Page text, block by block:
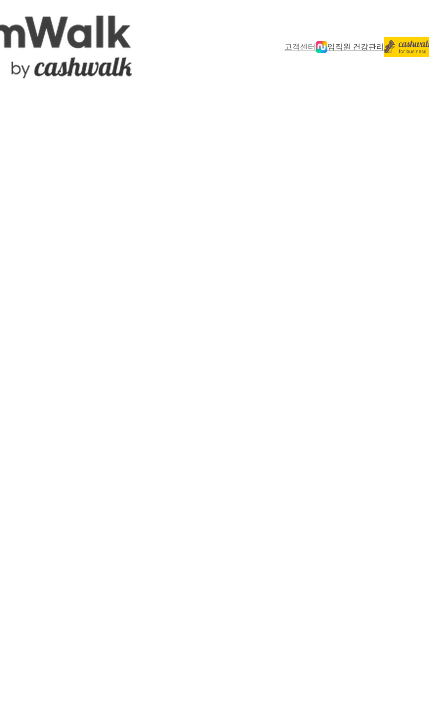
고객센터 임직원 건강관리